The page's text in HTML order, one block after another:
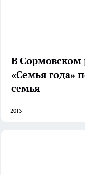
В Сормовском
«Семья года»
семья
2013